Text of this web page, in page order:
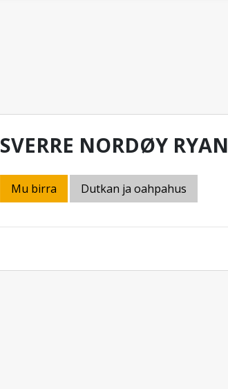
SVERRE NORDØY RYAN
Mu birra Dutkan ja oahpahus